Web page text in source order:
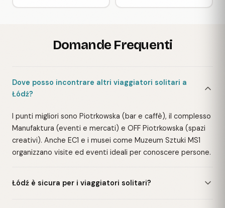
Domande Frequenti
Dove posso incontrare altri viaggiatori solitari a
Łódź?
I punti migliori sono Piotrkowska (bar e caffè), il complesso
Manufaktura (eventi e mercati) e OFF Piotrkowska (spazi
creativi). Anche EC1 e i musei come Muzeum Sztuki MS1
organizzano visite ed eventi ideali per conoscere persone.
Łódź è sicura per i viaggiatori solitari?